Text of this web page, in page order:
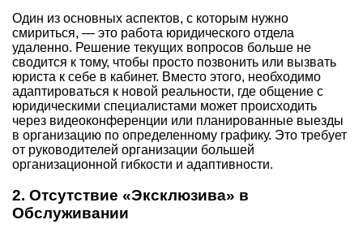
Один из основных аспектов, с которым нужно
смириться, — это работа юридического отдела
удаленно. Решение текущих вопросов больше не
сводится к тому, чтобы просто позвонить или вызвать
юриста к себе в кабинет. Вместо этого, необходимо
адаптироваться к новой реальности, где общение с
юридическими специалистами может происходить
через видеоконференции или планированные выезды
в организацию по определенному графику. Это требует
от руководителей организации большей
организационной гибкости и адаптивности.
2. Отсутствие «Эксклюзива» в
Обслуживании